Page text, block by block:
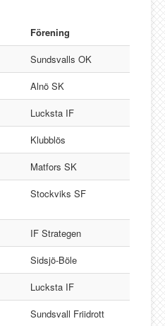
Förening
Sundsvalls OK
Alnö SK
Lucksta IF
Klubblös
Matfors SK
Stockviks SF
IF Strategen
Sidsjö-Böle
Lucksta IF
Sundsvall Friidrott